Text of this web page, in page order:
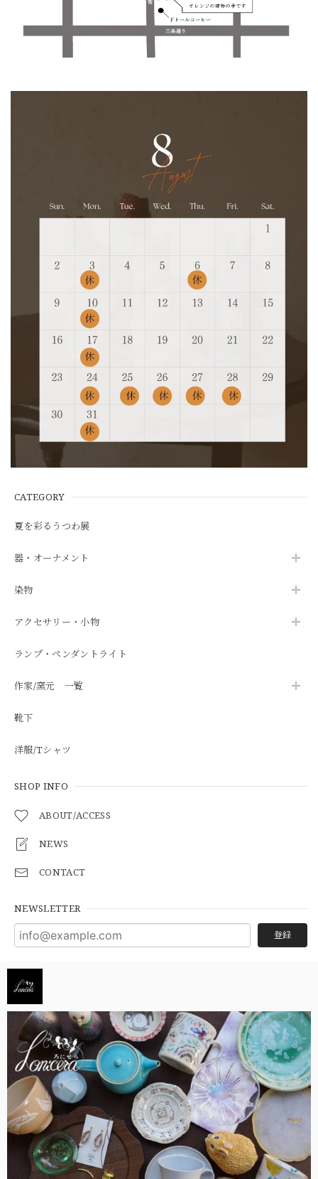
CATEGORY
夏を彩るうつわ展
器・オーナメント
染物
アクセサリー・小物
ランプ・ペンダントライト
作家/窯元 一覧
靴下
洋服/Tシャツ
SHOP INFO
ABOUT/ACCESS
NEWS
CONTACT
NEWSLETTER
登録